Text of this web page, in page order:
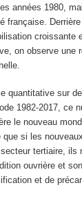
années 1980,
française.
croissante
on observe une
quantitative sur
1982-2017, ce
le nouveau
si les
tertiaire, ils
ouvrière et
et de